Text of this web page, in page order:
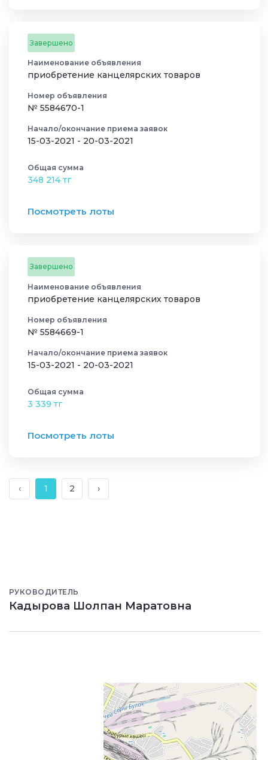
Завершено
Наименование объявления
приобретение канцелярских товаров
Номер объявления
№ 5584670-1
Начало/окончание приема заявок
15-03-2021 - 20-03-2021
Общая сумма
348 214 тг
Посмотреть лоты
Завершено
Наименование объявления
приобретение канцелярских товаров
Номер объявления
№ 5584669-1
Начало/окончание приема заявок
15-03-2021 - 20-03-2021
Общая сумма
3 339 тг
Посмотреть лоты
‹ 1 2 ›
РУКОВОДИТЕЛЬ
Кадырова Шолпан Маратовна